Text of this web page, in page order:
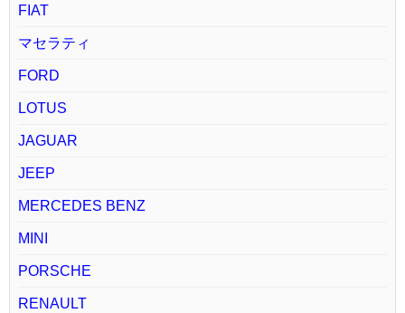
FIAT
マセラティ
FORD
LOTUS
JAGUAR
JEEP
MERCEDES BENZ
MINI
PORSCHE
RENAULT